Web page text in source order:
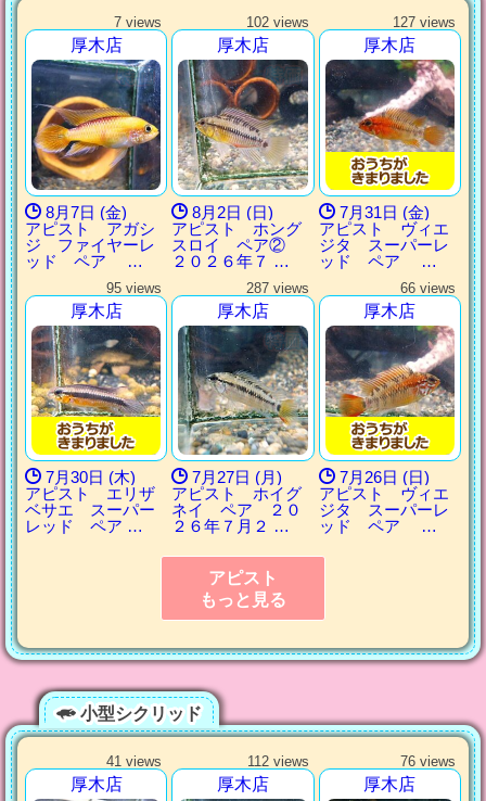
7 views
厚木店
8月7日 (金)
アピスト アガシ
ジ ファイヤーレ
ッド ペア …
102 views
厚木店
8月2日 (日)
アピスト ホング
スロイ ペア②
２０２６年７ …
127 views
厚木店
7月31日 (金)
アピスト ヴィエ
ジタ スーパーレ
ッド ペア …
95 views
厚木店
7月30日 (木)
アピスト エリザ
ベサエ スーパー
レッド ペア …
287 views
厚木店
7月27日 (月)
アピスト ホイグ
ネイ ペア ２０
２６年７月２ …
66 views
厚木店
7月26日 (日)
アピスト ヴィエ
ジタ スーパーレ
ッド ペア …
アピスト
もっと見る
小型シクリッド
41 views
厚木店
112 views
厚木店
76 views
厚木店